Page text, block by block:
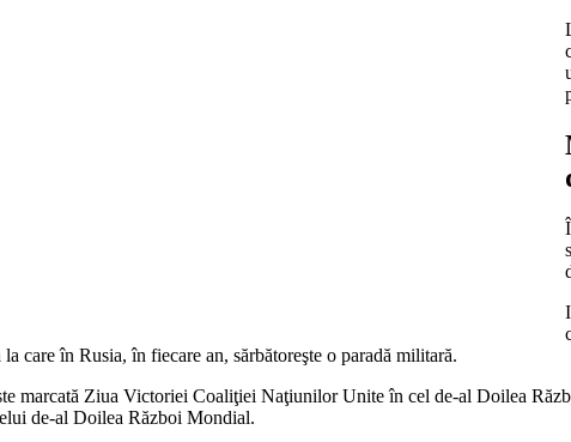
care în Rusia, în fiecare an, sărbătoreşte o paradă militară.
marcată Ziua Victoriei Coaliţiei Naţiunilor Unite în cel de-al Doilea
de-al Doilea Război Mondial.